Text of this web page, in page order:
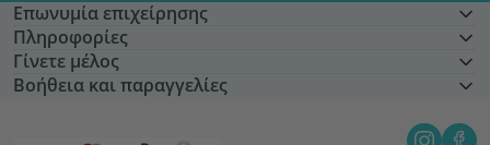
Επωνυμία επιχείρησης
Πληροφορίες
Γίνετε μέλος
Βοήθεια και παραγγελίες